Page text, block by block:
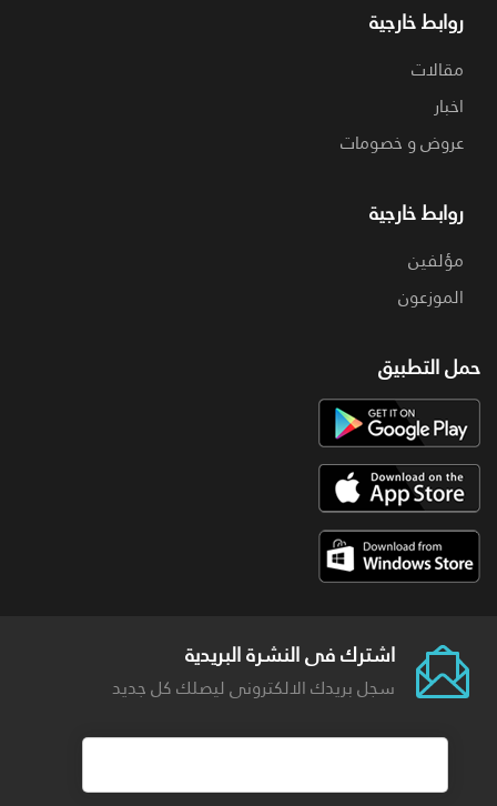
روابط خارجية
مقالات
اخبار
عروض و خصومات
روابط خارجية
مؤلفين
الموزعون
حمل التطبيق
اشترك فى النشرة البريدية
سجل بريدك الالكترونى ليصلك كل جديد